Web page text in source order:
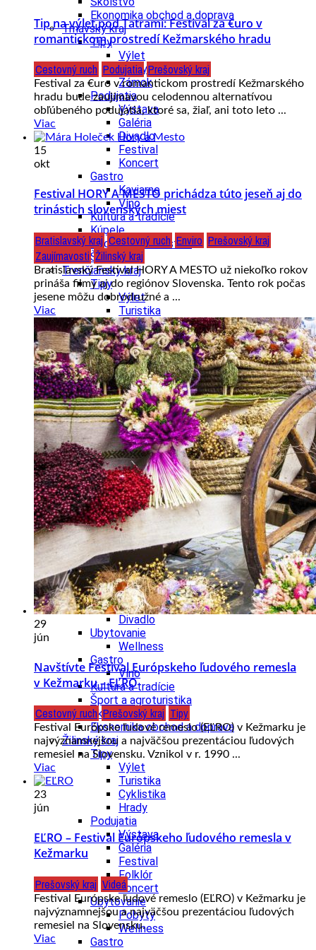
Ekonomika obchod a doprava
Trnavský kraj
Tipy
Výlet
Hrady
Zámok
Podujatia
Výstava
Galéria
Divadlo
Festival
Koncert
Gastro
Kaviarne
Víno
Kultúra a tradície
Kúpele
Šport a agroturistika
Školstvo
Trenčiansky kraj
Tipy
Výlet
Turistika
Cyklistika
Hrady
Zámok
Podujatia
Výstava
Festival
Ubytovanie
Wellness
Gastro
Kaviarne
Kultúra a tradície
Kúpele
Šport a agroturistika
Školstvo
Nitriansky kraj
Tipy
Výlet
Turistika
Hrady
Podujatia
Výstava
Festival
Divadlo
Ubytovanie
Wellness
Gastro
Víno
Kultúra a tradície
Šport a agroturistika
Školstvo
Ekonomika obchod a doprava
Žilinský kraj
Tipy
Výlet
Turistika
Cyklistika
Hrady
Podujatia
Výstava
Galéria
Festival
Folklór
Koncert
Ubytovanie
Pobyty
Wellness
Gastro
Tip na výlet pod Tatrami: Festival za €uro v
romantickom prostredí Kežmarského hradu
Cestovný ruch Podujatia Prešovský kraj
Festival za €uro v romantickom prostredí Kežmarského
hradu bude zaujímavou celodennou alternatívou
obľúbeného podujatia, ktoré sa, žiaľ, ani toto leto ...
Viac
15
okt
Festival HORY A MESTO prichádza túto jeseň aj do
trinástich slovenských miest
Bratislavský kraj Cestovný ruch Enviro Prešovský kraj
Zaujímavosti Žilinský kraj
Bratislavský Festival HORY A MESTO už niekoľko rokov
prináša filmy aj do regiónov Slovenska. Tento rok počas
jesene môžu dobrodružné a ...
Viac
29
jún
Navštívte Festival Európskeho ľudového remesla
v Kežmarku – EĽRO
Cestovný ruch Prešovský kraj Tipy
Festival Európske ľudové remeslo (EĽRO) v Kežmarku je
najvýznamnejšou a najväčšou prezentáciou ľudových
remesiel na Slovensku. Vznikol v r. 1990 ...
Viac
23
jún
EĽRO – Festival Európskeho ľudového remesla v
Kežmarku
Prešovský kraj Videá
Festival Európske ľudové remeslo (EĽRO) v Kežmarku je
najvýznamnejšou a najväčšou prezentáciou ľudových
remesiel na Slovensku.
Viac